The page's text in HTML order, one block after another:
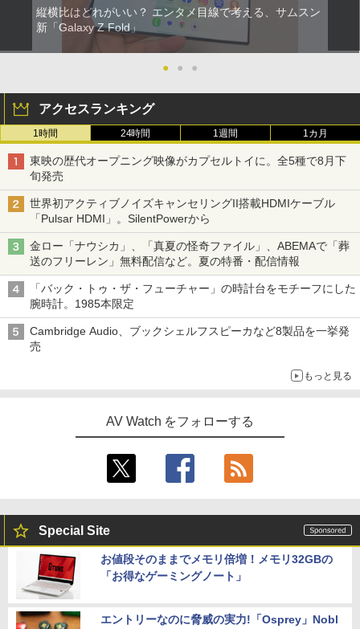
縦横比はどれがいい？ エンタメ目線で考える、サムスン
新「Galaxy Z Fold」
● ● ●
アクセスランキング
1時間 24時間 1週間 1カ月
東映の歴代オープニング映像がカプセルトイに。全5種で8月下
旬発売
世界初アクティブノイズキャンセリングII搭載HDMIケーブル
「Pulsar HDMI」。SilentPowerから
金ロー「ナウシカ」、「真夏の怪奇ファイル」、ABEMAで「葬
送のフリーレン」無料配信など。夏の特番・配信情報
「バック・トゥ・ザ・フューチャー」の時計台をモチーフにした
腕時計。1985本限定
Cambridge Audio、ブックシェルフスピーカなど8製品を一挙発
売
もっと見る
AV Watch をフォローする
Special Site
お値段そのままでメモリ倍増！メモリ32GBの
「お得なゲーミングノート」
エントリーなのに脅威の実力!「Osprey」Nobl